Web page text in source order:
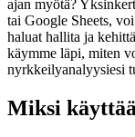
ajan myötä?
tai Google Sheets,
haluat hallita ja
käymme läpi, miten
nyrkkeilyanalyysiesi
Miksi